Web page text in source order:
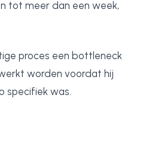
tot meer dan een week,
proces een bottleneck
worden voordat hij
specifiek was.